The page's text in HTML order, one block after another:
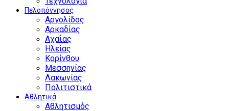
Πελοπόννησος
Αργολίδος
Αρκαδίας
Αχαΐας
Ηλείας
Κορίνθου
Μεσσηνίας
Λακωνίας
Πολιτιστικά
Αθλητικά
Αθλητισμός